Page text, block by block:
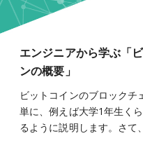
エンジニアから学ぶ「
ンの概要」
ビットコインのブロックチ
単に、例えば大学1年生く
るように説明します。さ